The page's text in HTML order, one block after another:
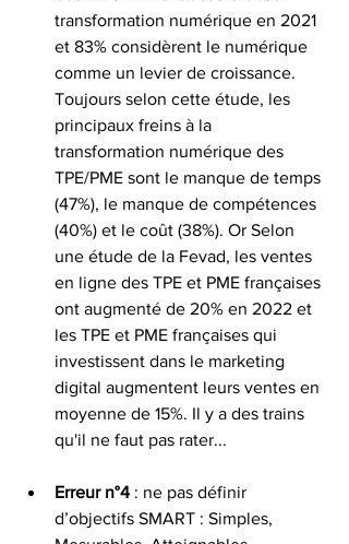
transformation numérique en 2021
et 83% considèrent le numérique
comme un levier de croissance.
Toujours selon cette étude, les
principaux freins à la
transformation numérique des
TPE/PME sont le manque de temps
(47%), le manque de compétences
(40%) et le coût (38%). Or Selon
une étude de la Fevad, les ventes
en ligne des TPE et PME françaises
ont augmenté de 20% en 2022 et
les TPE et PME françaises qui
investissent dans le marketing
digital augmentent leurs ventes en
moyenne de 15%. Il y a des trains
qu'il ne faut pas rater...
Erreur n°4 : ne pas définir
d’objectifs SMART : Simples,